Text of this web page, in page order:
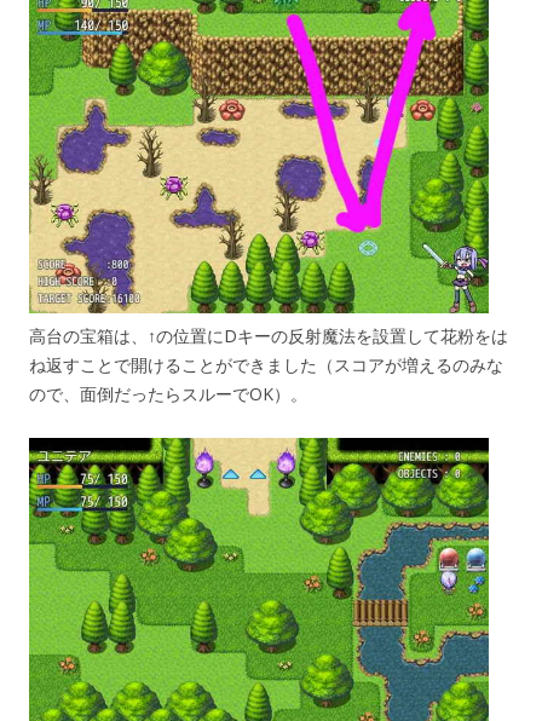
高台の宝箱は、↑の位置にDキーの反射魔法を設置して花粉をは
ね返すことで開けることができました（スコアが増えるのみな
ので、面倒だったらスルーでOK）。